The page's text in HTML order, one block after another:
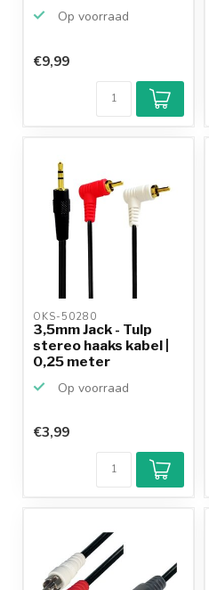
Op voorraad
€9,99
OKS-50280
3,5mm Jack - Tulp
stereo haaks kabel |
0,25 meter
Op voorraad
€3,99